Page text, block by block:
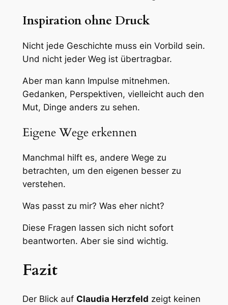
Inspiration ohne Druck
Nicht jede Geschichte muss ein Vorbild sein.
Und nicht jeder Weg ist übertragbar.
Aber man kann Impulse mitnehmen.
Gedanken, Perspektiven, vielleicht auch den
Mut, Dinge anders zu sehen.
Eigene Wege erkennen
Manchmal hilft es, andere Wege zu
betrachten, um den eigenen besser zu
verstehen.
Was passt zu mir? Was eher nicht?
Diese Fragen lassen sich nicht sofort
beantworten. Aber sie sind wichtig.
Fazit
Der Blick auf Claudia Herzfeld zeigt keinen